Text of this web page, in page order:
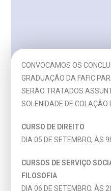
CONVOCAMOS OS
GRADUAÇÃO DA FAFIC
SERÃO TRATADOS
SOLENIDADE DE COLAÇÃO
CURSO DE DIREITO
DIA 05 DE SETEMBRO, ÀS
CURSOS DE SERVIÇO
FILOSOFIA
DIA 06 DE SETEMBRO, ÀS